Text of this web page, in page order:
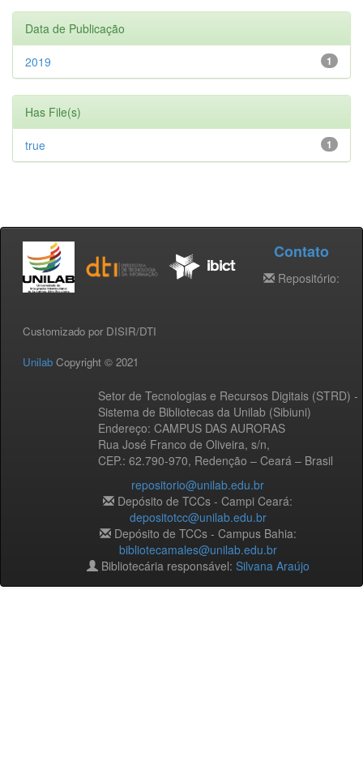
Data de Publicação
1
2019
Has File(s)
1
true
Customizado por DISIR/DTI
Unilab Copyright © 2021
Setor de Tecnologias e Recursos Digitais (STRD) -
Sistema de Bibliotecas da Unilab (Sibiuni)
Endereço: CAMPUS DAS AURORAS
Rua José Franco de Oliveira, s/n,
CEP.: 62.790-970, Redenção – Ceará – Brasil
Contato
Repositório:
repositorio@unilab.edu.br
Depósito de TCCs - Campi Ceará:
depositotcc@unilab.edu.br
Depósito de TCCs - Campus Bahia:
bibliotecamales@unilab.edu.br
Bibliotecária responsável: Silvana Araújo